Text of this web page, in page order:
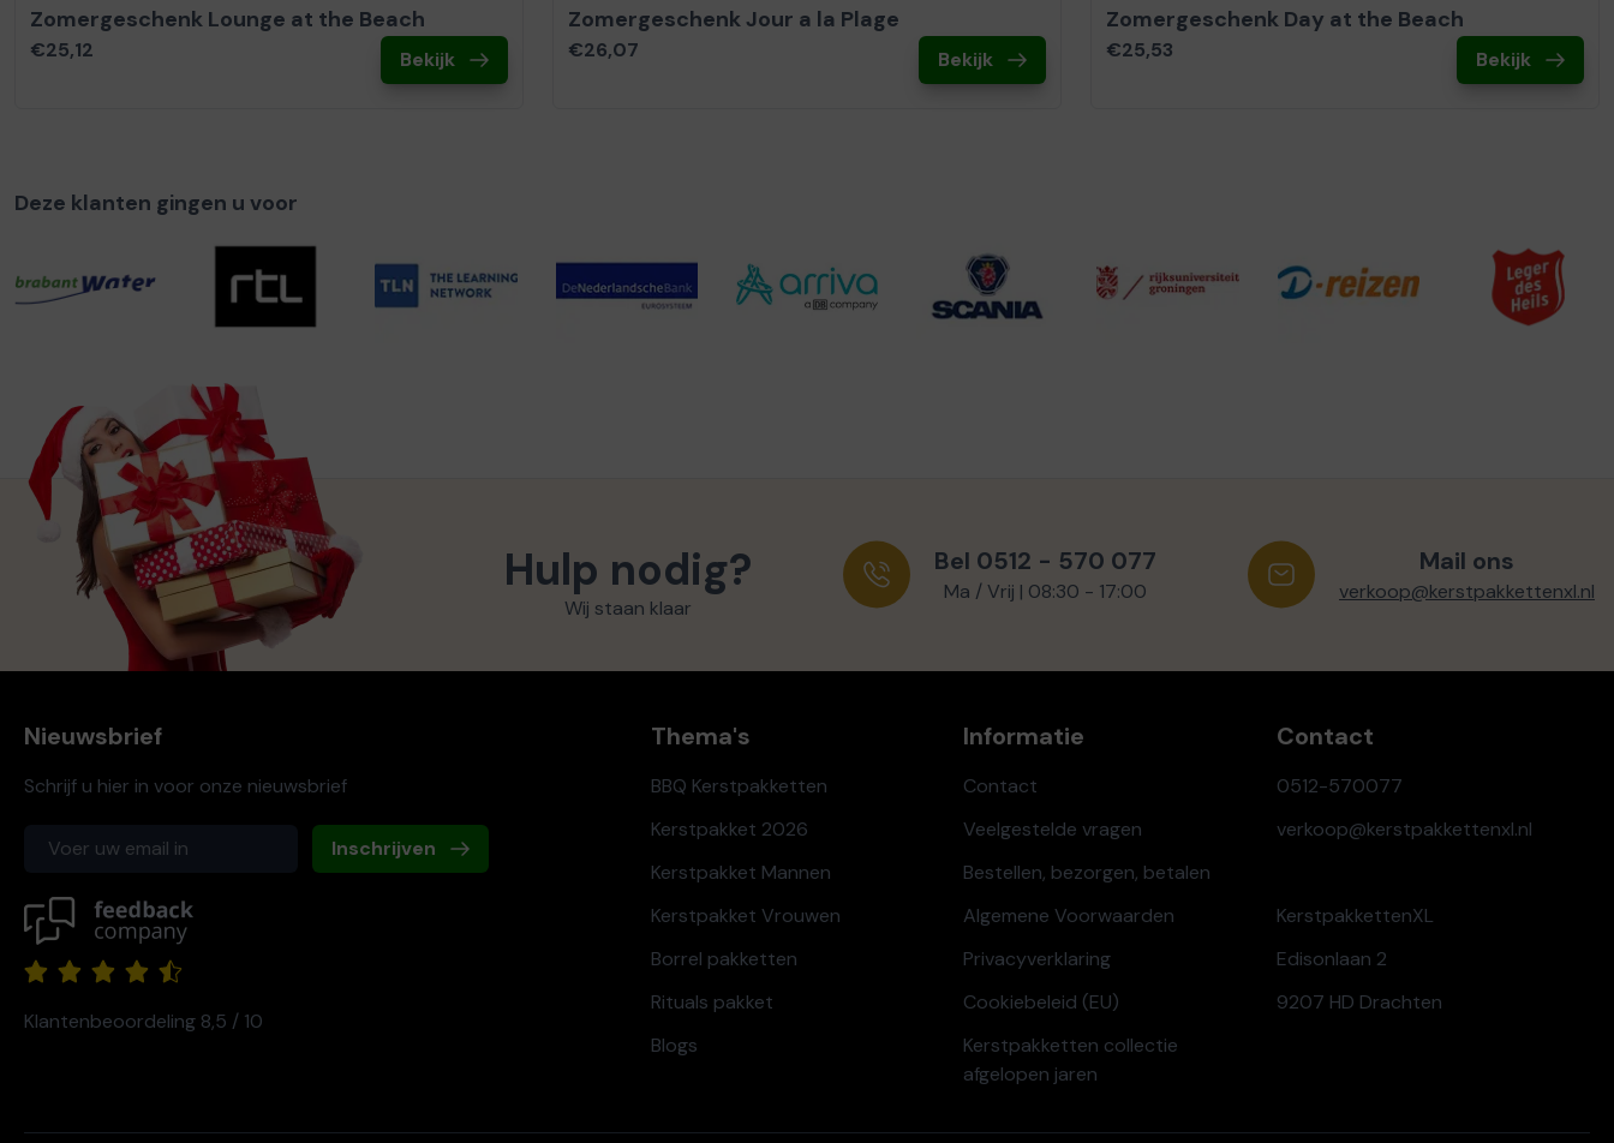
Zomergeschenk Lounge at the Beach
€25,12 Bekijk
Zomergeschenk Jour a la Plage
€26,07 Bekijk
Zomergeschenk Day at the Beach
€25,53 Bekijk
Deze klanten gingen u voor
Hulp nodig?
Wij staan klaar
Bel 0512 - 570 077
Ma / Vrij | 08:30 - 17:00
Mail ons
verkoop@kerstpakkettenxl.nl
Nieuwsbrief
Schrijf u hier in voor onze nieuwsbrief
Inschrijven
Klantenbeoordeling 8,5 / 10
Thema's
BBQ Kerstpakketten
Kerstpakket 2026
Kerstpakket Mannen
Kerstpakket Vrouwen
Borrel pakketten
Rituals pakket
Blogs
Informatie
Contact
Veelgestelde vragen
Bestellen, bezorgen, betalen
Algemene Voorwaarden
Privacyverklaring
Cookiebeleid (EU)
Kerstpakketten collectie
afgelopen jaren
Contact
0512-570077
verkoop@kerstpakkettenxl.nl
KerstpakkettenXL
Edisonlaan 2
9207 HD Drachten